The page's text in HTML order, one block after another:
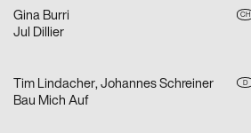
Gina Burri CH
Jul Dillier
Tim Lindacher, Johannes Schreiner D
Bau Mich Auf